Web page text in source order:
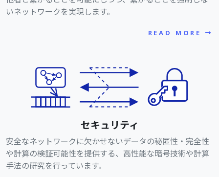
いネットワークを実現します。
READ MORE
セキュリティ
安全なネットワークに欠かせないデータの秘匿性・完全性
や計算の検証可能性を提供する、高性能な暗号技術や計算
手法の研究を行っています。